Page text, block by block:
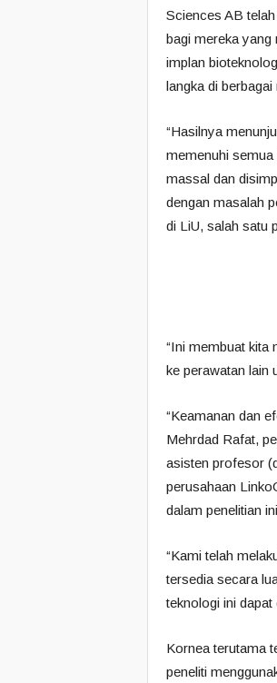
Sciences AB
bagi mereka yang
implan
langka di
“Hasilnya
memenuhi semua
massal dan
dengan masalah
di LiU, salah satu
“Ini membuat kita
ke perawatan lain
“Keamanan dan
Mehrdad Rafat,
asisten profesor
perusahaan
dalam penelitian
“Kami telah
tersedia secara
teknologi ini dapat
Kornea terutama
peneliti